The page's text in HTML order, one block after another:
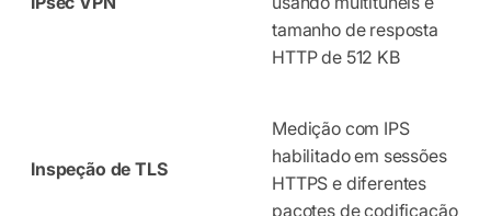
tamanho de resposta
HTTP de 512 KB
Inspeção de TLS
Medição com IPS
habilitado em sessões
HTTPS e diferentes
pacotes de codificação